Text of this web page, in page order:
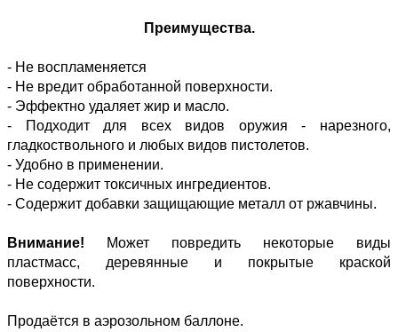
Преимущества.
- Не воспламеняется
- Не вредит обработанной поверхности.
- Эффектно удаляет жир и масло.
- Подходит для всех видов оружия - нарезного,
гладкоствольного и любых видов пистолетов.
- Удобно в применении.
- Не содержит токсичных ингредиентов.
- Содержит добавки защищающие металл от ржавчины.
Внимание! Может повредить некоторые виды
пластмасс, деревянные и покрытые краской
поверхности.
Продаётся в аэрозольном баллоне.